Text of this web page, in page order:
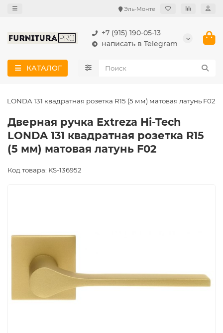
Эль-Монте
+7 (915) 190-05-13
написать в Telegram
КАТАЛОГ
LONDA 131 квадратная розетка R15 (5 мм) матовая латунь F02
Дверная ручка Extreza Hi-Tech
LONDA 131 квадратная розетка R15
(5 мм) матовая латунь F02
Код товара: KS-136952